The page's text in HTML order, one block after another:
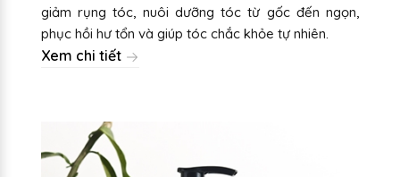
giảm rụng tóc, nuôi dưỡng tóc từ gốc đến ngọn,
phục hồi hư tổn và giúp tóc chắc khỏe tự nhiên.
Xem chi tiết